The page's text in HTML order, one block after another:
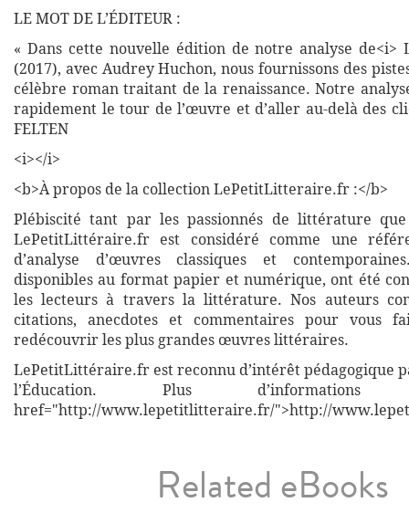
LE MOT DE L’ÉDITEUR :
« Dans cette nouvelle édition de notre analyse de<i>
(2017), avec Audrey Huchon, nous fournissons des
célèbre roman traitant de la renaissance. Notre
rapidement le tour de l’œuvre et d’aller au-delà des
FELTEN
<i></i>
<b>À propos de la collection LePetitLitteraire.fr :</b>
Plébiscité tant par les passionnés de littérature
LePetitLittéraire.fr est considéré comme une
d’analyse d’œuvres classiques et
disponibles au format papier et numérique, ont été
les lecteurs à travers la littérature. Nos auteurs
citations, anecdotes et commentaires pour vous
redécouvrir les plus grandes œuvres littéraires.
LePetitLittéraire.fr est reconnu d’intérêt pédagogique
l’Éducation. Plus
href="http://www.lepetitlitteraire.fr/">http://
Related eBooks